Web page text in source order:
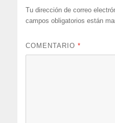
Tu dirección de correo
campos obligatorios están
COMENTARIO*